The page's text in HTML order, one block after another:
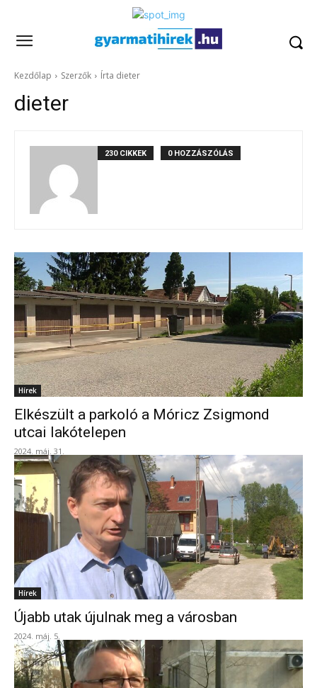
Kezdőlap Szerzők Írta dieter
dieter
230 CIKKEK 0 HOZZÁSZÓLÁS
Hírek
Elkészült a parkoló a Móricz Zsigmond
utcai lakótelepen
2024. máj. 31.
Hírek
Újabb utak újulnak meg a városban
2024. máj. 5.